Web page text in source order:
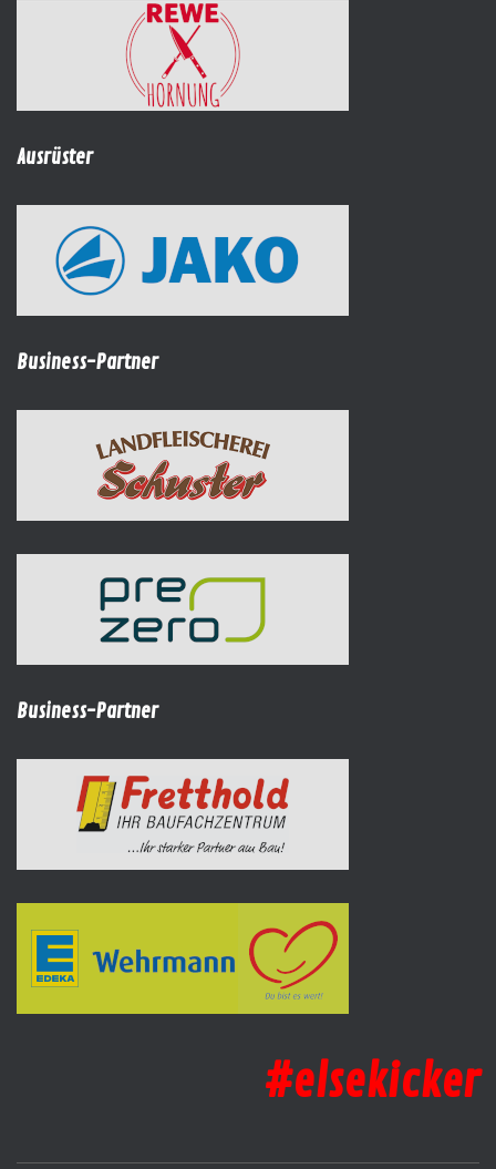
Ausrüster
Business-Partner
Business-Partner
#elsekicker